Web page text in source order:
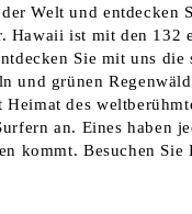
Welt und entdecken
Hawaii ist mit den
Sie mit uns
und grünen
Heimat des
an. Eines haben
kommt. Besuchen